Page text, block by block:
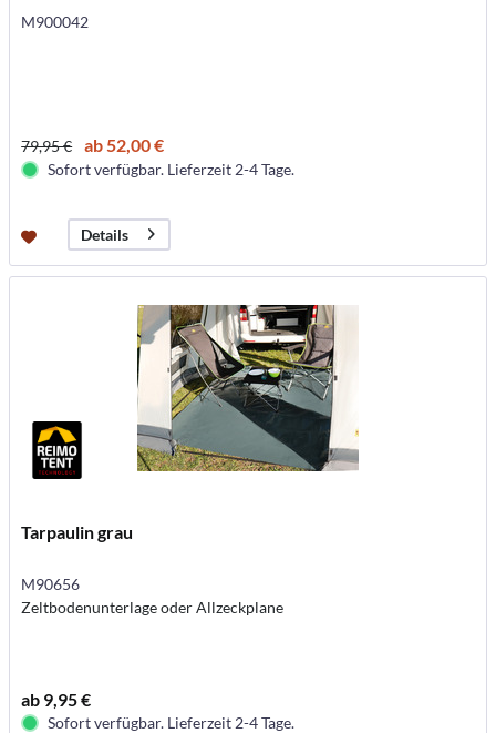
M900042
79,95 € ab 52,00 €
Sofort verfügbar. Lieferzeit 2-4 Tage.
Details
Tarpaulin grau
M90656
Zeltbodenunterlage oder Allzeckplane
ab 9,95 €
Sofort verfügbar. Lieferzeit 2-4 Tage.